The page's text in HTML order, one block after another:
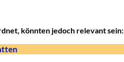
könnten jedoch relevant sein: